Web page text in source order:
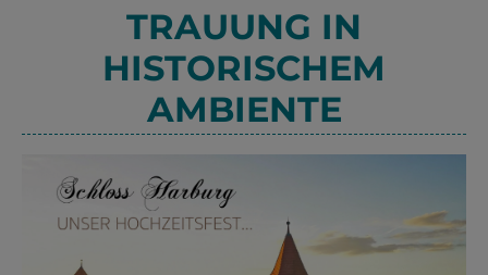
TRAUUNG IN
HISTORISCHEM
AMBIENTE